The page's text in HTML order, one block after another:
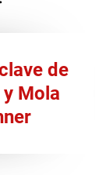
de
y Mola